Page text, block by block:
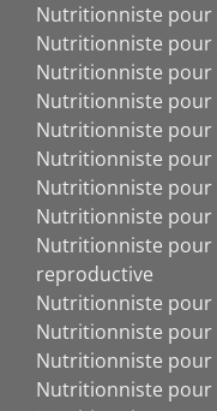
Nutritionniste pour
Nutritionniste pour
Nutritionniste pour
Nutritionniste pour
Nutritionniste pour
Nutritionniste pour
Nutritionniste pour
Nutritionniste pour
Nutritionniste pour
reproductive
Nutritionniste pour
Nutritionniste pour
Nutritionniste pour
Nutritionniste